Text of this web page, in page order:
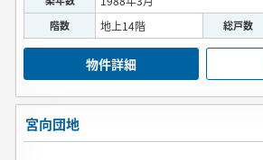
階数 地上14階 総戸数
物件詳細
宮向団地